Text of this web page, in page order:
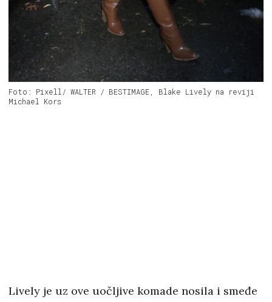
Foto: Pixell/ WALTER / BESTIMAGE, Blake Lively na reviji
Michael Kors
Lively je uz ove uočljive komade nosila i smeđe